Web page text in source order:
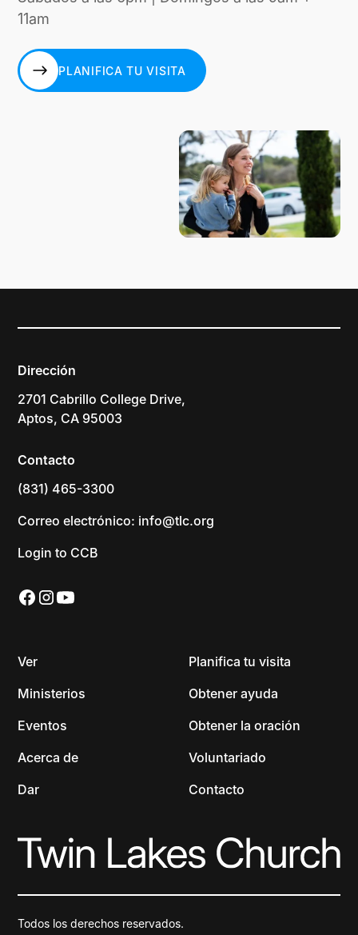
11am
PLANIFICA TU VISITA
Dirección
2701 Cabrillo College Drive,
Aptos, CA 95003
Contacto
(831) 465-3300
Correo electrónico: info@tlc.org
Login to CCB
Ver
Ministerios
Eventos
Acerca de
Dar
Planifica tu visita
Obtener ayuda
Obtener la oración
Voluntariado
Contacto
Todos los derechos reservados.